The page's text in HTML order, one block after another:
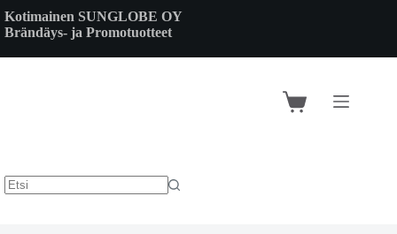
to
content
Kotimainen SUNGLOBE OY
Brändäys- ja Promotuotteet
Shopping